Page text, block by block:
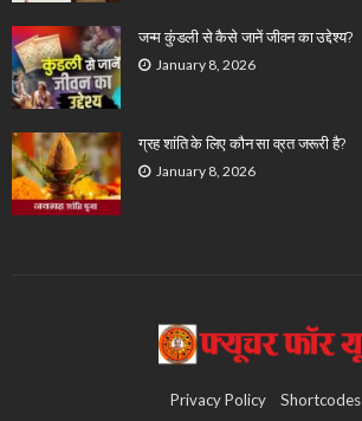
जन्म कुंडली से कैसे जानें जीवन का उद्देश्य?
January 8, 2026
ग्रह शांति के लिए कौन सा व्रत जरूरी है?
January 8, 2026
Privacy Policy Shortcodes